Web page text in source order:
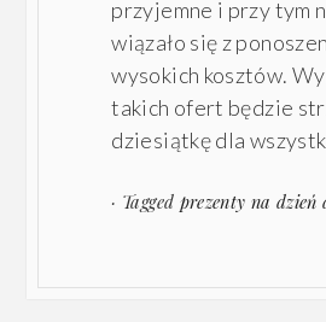
przyjemne i przy tym
wiązało się z
wysokich kosztów.
takich ofert będzie
dziesiątkę dla
· Tagged prezenty na dzień